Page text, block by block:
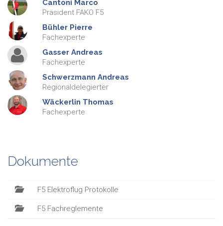
Cantoni Marco
Präsident FAKO F5
Bühler Pierre
Fachexperte
Gasser Andreas
Fachexperte
Schwerzmann Andreas
Regionaldelegierter
Wäckerlin Thomas
Fachexperte
Dokumente
F5 Elektroflug Protokolle
F5 Fachreglemente